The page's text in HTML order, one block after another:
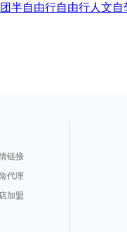
半自由行自由行人文自
链接
代理
加盟